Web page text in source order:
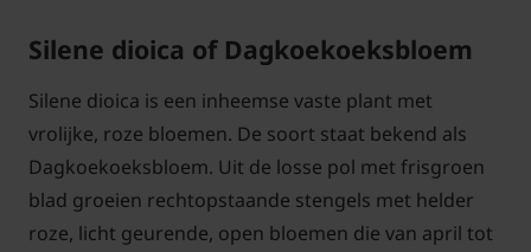
Silene dioica of Dagkoekoeksbloem
Silene dioica is een inheemse vaste plant met
vrolijke, roze bloemen. De soort staat bekend als
Dagkoekoeksbloem. Uit de losse pol met frisgroen
blad groeien rechtopstaande stengels met helder
roze, licht geurende, open bloemen die van april tot